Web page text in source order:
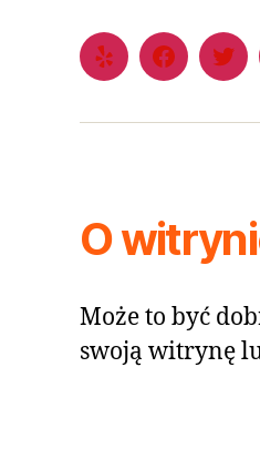
O
Może to być
swoją witrynę